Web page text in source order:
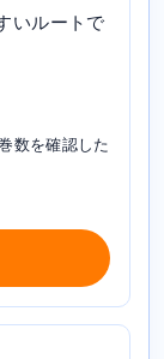
いルートで
数を確認した